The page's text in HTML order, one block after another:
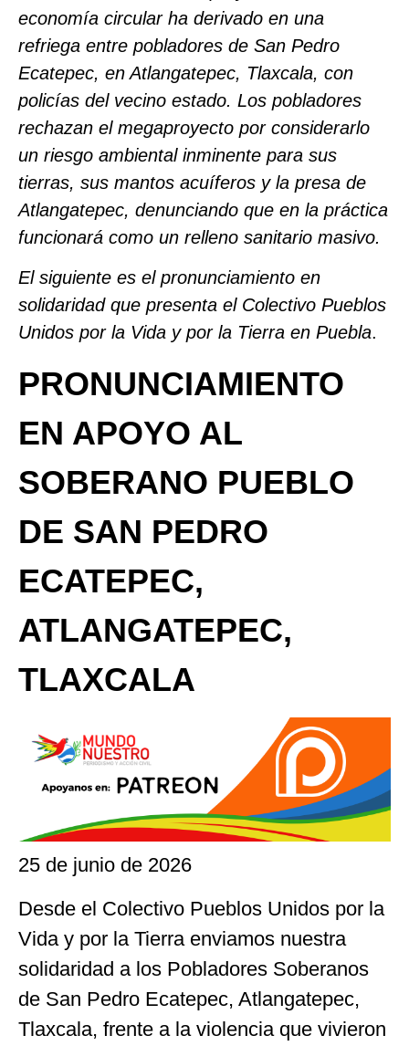
economía circular ha derivado en una
refriega entre pobladores de San Pedro
Ecatepec, en Atlangatepec, Tlaxcala, con
policías del vecino estado. Los pobladores
rechazan el megaproyecto por considerarlo
un riesgo ambiental inminente para sus
tierras, sus mantos acuíferos y la presa de
Atlangatepec, denunciando que en la práctica
funcionará como un relleno sanitario masivo.
El siguiente es el pronunciamiento en
solidaridad que presenta el Colectivo Pueblos
Unidos por la Vida y por la Tierra en Puebla.
PRONUNCIAMIENTO
EN APOYO AL
SOBERANO PUEBLO
DE SAN PEDRO
ECATEPEC,
ATLANGATEPEC,
TLAXCALA
25 de junio de 2026
Desde el Colectivo Pueblos Unidos por la
Vida y por la Tierra enviamos nuestra
solidaridad a los Pobladores Soberanos
de San Pedro Ecatepec, Atlangatepec,
Tlaxcala, frente a la violencia que vivieron